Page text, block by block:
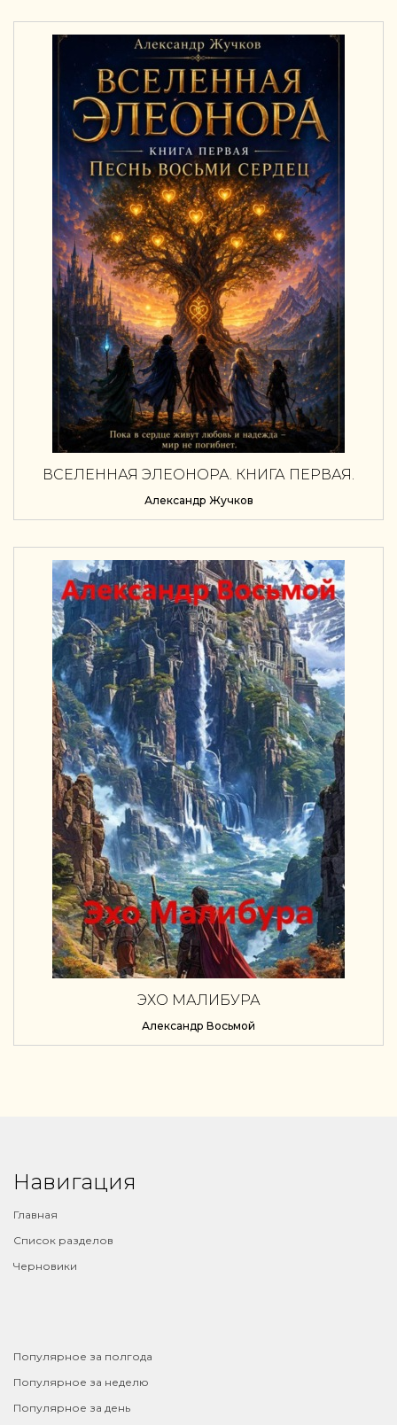
ВСЕЛЕННАЯ ЭЛЕОНОРА. КНИГА ПЕРВАЯ.
Александр Жучков
ЭХО МАЛИБУРА
Александр Восьмой
Навигация
Главная
Список разделов
Черновики
Популярное за полгода
Популярное за неделю
Популярное за день